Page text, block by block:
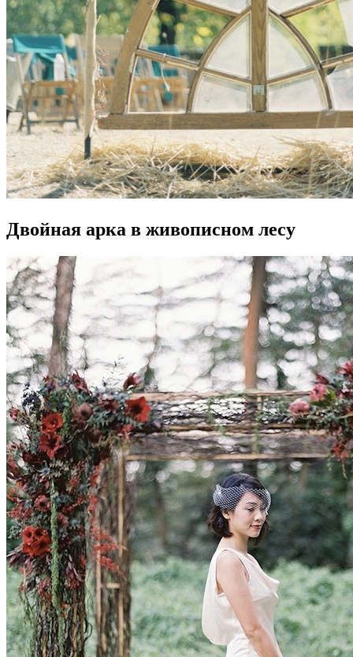
Двойная арка в живописном лесу